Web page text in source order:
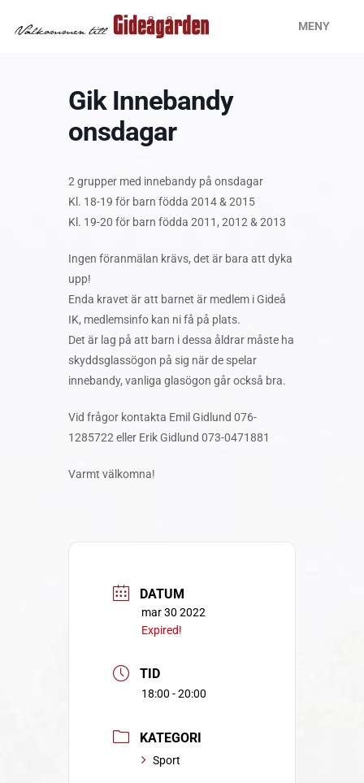
MENY
Gik Innebandy
onsdagar
2 grupper med innebandy på onsdagar
Kl. 18-19 för barn födda 2014 & 2015
Kl. 19-20 för barn födda 2011, 2012 & 2013
Ingen föranmälan krävs, det är bara att dyka
upp!
Enda kravet är att barnet är medlem i Gideå
IK, medlemsinfo kan ni få på plats.
Det är lag på att barn i dessa åldrar måste ha
skyddsglassögon på sig när de spelar
innebandy, vanliga glasögon går också bra.
Vid frågor kontakta Emil Gidlund 076-
1285722 eller Erik Gidlund 073-0471881
Varmt välkomna!
DATUM
mar 30 2022
Expired!
TID
18:00 - 20:00
KATEGORI
Sport